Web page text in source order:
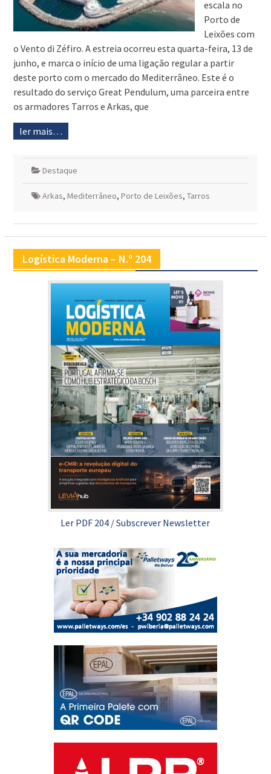
escala no
Porto de
Leixões com
o Vento di Zéfiro. A estreia ocorreu esta quarta-feira, 13 de
junho, e marca o início de uma ligação regular a partir
deste porto com o mercado do Mediterrâneo. Este é o
resultado do serviço Great Pendulum, uma parceira entre
os armadores Tarros e Arkas, que
ler mais…
Destaque
Arkas, Mediterrâneo, Porto de Leixões, Tarros
Logística Moderna – N.º 204
Ler PDF 204 /Subscrever Newsletter